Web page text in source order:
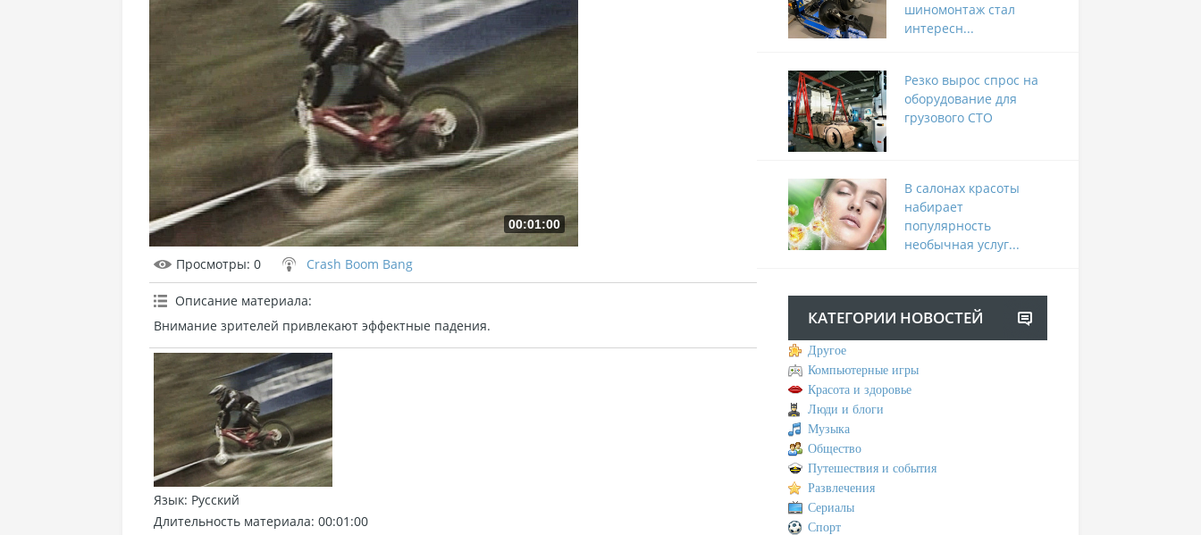
00:01:00
Просмотры: 0 Crash Boom Bang
Описание материала:
Внимание зрителей привлекают эффектные падения.
Язык: Русский
Длительность материала: 00:01:00
шиномонтаж стал
интересн...
Резко вырос спрос на
оборудование для
грузового СТО
В салонах красоты
набирает
популярность
необычная услуг...
КАТЕГОРИИ НОВОСТЕЙ
Другое
Компьютерные игры
Красота и здоровье
Люди и блоги
Музыка
Общество
Путешествия и события
Развлечения
Сериалы
Спорт